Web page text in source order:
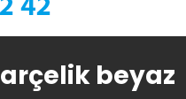
beyaz